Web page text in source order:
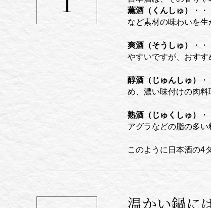
薫酒（くんしゅ）
・
など素材の味わいを生
爽酒（そうしゅ）
・
やすいですが、おすす
醇酒（じゅんしゅ）
め、濃い味付けの肉料
熟酒（じゅくしゅ）
アグラなどの脂の多い
このように日本酒の4
温かい鍋に